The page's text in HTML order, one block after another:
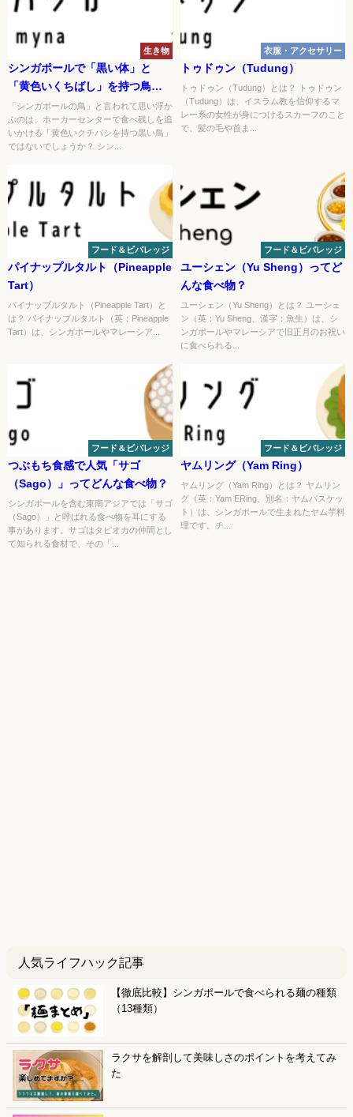
生き物
シンガポールで「黒い体」と
「黄色いくちばし」を持つ鳥：
ジャワハッカ
「シンガポールの鳥」と言われて思い浮か
ぶのは、ホーカーセンターで食べ残しを追
いかける「黄色いクチバシを持つ黒い鳥」
ではないでしょうか？ シン...
衣服・アクセサリー
トゥドゥン（Tudung）
トゥドゥン（Tudung）とは？ トゥドゥン
（Tudung）は、イスラム教を信仰するマ
レー系の女性が身につけるスカーフのこと
で、髪の毛や首ま...
フード＆ビバレッジ
パイナップルタルト（Pineapple
Tart）
パイナップルタルト（Pineapple Tart）と
は？ パイナップルタルト（英：Pineapple
Tart）は、シンガポールやマレーシア...
フード＆ビバレッジ
ユーシェン（Yu Sheng）ってど
んな食べ物？
ユーシェン（Yu Sheng）とは？ ユーシェ
ン（英：Yu Sheng、漢字：魚生）は、シ
ンガポールやマレーシアで旧正月のお祝い
に食べられる...
フード＆ビバレッジ
つぶもち食感で人気「サゴ
（Sago）」ってどんな食べ物？
シンガポールを含む東南アジアでは「サゴ
（Sago）」と呼ばれる食べ物を耳にする
事があります。サゴはタピオカの仲間とし
て知られる食材で、その「...
フード＆ビバレッジ
ヤムリング（Yam Ring）
ヤムリング（Yam Ring）とは？ ヤムリン
グ（英：Yam ERing、別名：ヤムバスケッ
ト）は、シンガポールで生まれたヤム芋料
理です。チ...
人気ライフハック記事
【徹底比較】シンガポールで食べられる麺の種類
（13種類）
ラクサを解剖して美味しさのポイントを考えてみ
た